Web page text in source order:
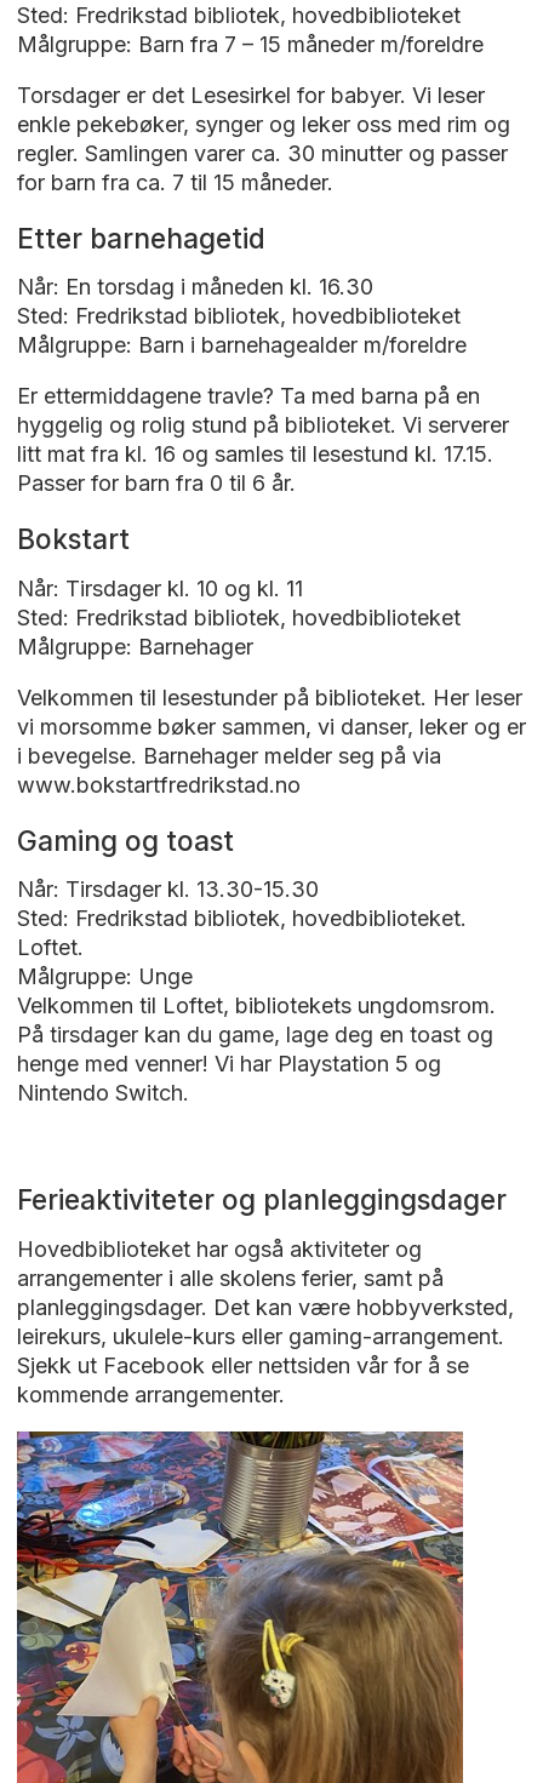
Sted: Fredrikstad bibliotek, hovedbiblioteket
Målgruppe: Barn fra 7 – 15 måneder m/foreldre
Torsdager er det Lesesirkel for babyer. Vi leser
enkle pekebøker, synger og leker oss med rim og
regler. Samlingen varer ca. 30 minutter og passer
for barn fra ca. 7 til 15 måneder.
Etter barnehagetid
Når: En torsdag i måneden kl. 16.30
Sted: Fredrikstad bibliotek, hovedbiblioteket
Målgruppe: Barn i barnehagealder m/foreldre
Er ettermiddagene travle? Ta med barna på en
hyggelig og rolig stund på biblioteket. Vi serverer
litt mat fra kl. 16 og samles til lesestund kl. 17.15.
Passer for barn fra 0 til 6 år.
Bokstart
Når: Tirsdager kl. 10 og kl. 11
Sted: Fredrikstad bibliotek, hovedbiblioteket
Målgruppe: Barnehager
Velkommen til lesestunder på biblioteket. Her leser
vi morsomme bøker sammen, vi danser, leker og er
i bevegelse. Barnehager melder seg på via
www.bokstartfredrikstad.no
Gaming og toast
Når: Tirsdager kl. 13.30-15.30
Sted: Fredrikstad bibliotek, hovedbiblioteket.
Loftet.
Målgruppe: Unge
Velkommen til Loftet, bibliotekets ungdomsrom.
På tirsdager kan du game, lage deg en toast og
henge med venner! Vi har Playstation 5 og
Nintendo Switch.
Ferieaktiviteter og planleggingsdager
Hovedbiblioteket har også aktiviteter og
arrangementer i alle skolens ferier, samt på
planleggingsdager. Det kan være hobbyverksted,
leirekurs, ukulele-kurs eller gaming-arrangement.
Sjekk ut Facebook eller nettsiden vår for å se
kommende arrangementer.